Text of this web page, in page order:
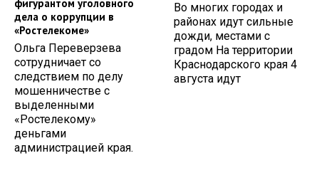
фигурантом уголовного
дела о коррупции в
«Ростелекоме»
Ольга Переверзева
сотрудничает со
следствием по делу
мошенничестве с
выделенными
«Ростелекому»
деньгами
администрацией края.
Во многих городах и
районах идут сильные
дожди, местами с
градом На территории
Краснодарского края 4
августа идут